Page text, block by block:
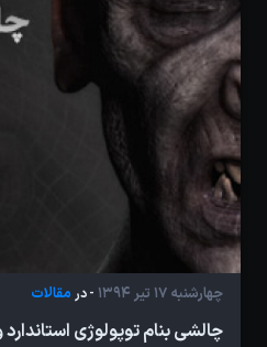
چهارشنبه 17 تیر 1394 - در مقالات
چالشی بنام توپولوژی